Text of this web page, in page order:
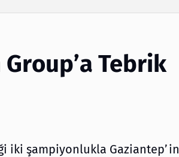
Tebrik
iki şampiyonlukla Gaziantep’in